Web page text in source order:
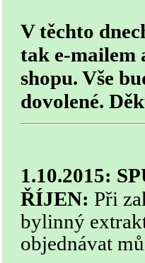
V těchto
tak e-mailem
shopu. Vše
dovolené.
1.10.2015:
ŘÍJEN: Při
bylinný
objednávat